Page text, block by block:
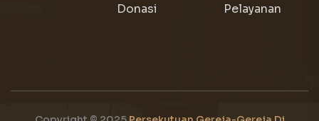
Donasi Pelayanan